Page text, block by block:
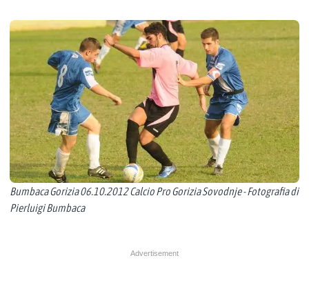
Bumbaca Gorizia 06.10.2012 Calcio Pro Gorizia Sovodnje - Fotografia di
Pierluigi Bumbaca